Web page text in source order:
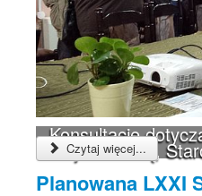
Konsultacje
Wejherowską,
Czytaj więcej...
Planowana LXXI